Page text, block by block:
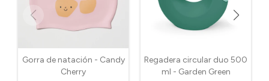
Gorra de natación - Candy
Cherry
Regadera circular duo 500
ml - Garden Green